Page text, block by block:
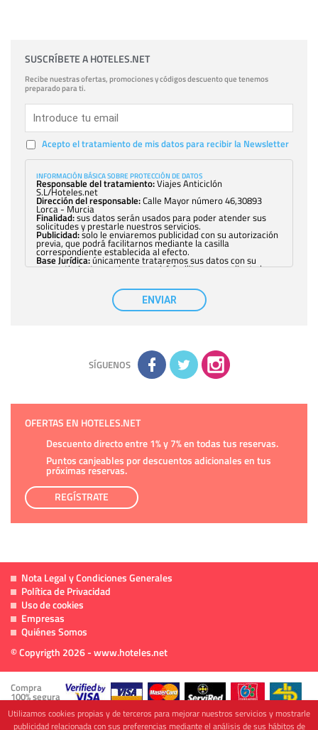
SUSCRÍBETE A HOTELES.NET
Recibe nuestras ofertas, promociones y códigos descuento que tenemos
preparado para ti.
Acepto el tratamiento de mis datos para recibir la Newsletter
INFORMACIÓN BÁSICA SOBRE PROTECCIÓN DE DATOS
Responsable del tratamiento:Viajes Anticiclón
S.L/Hoteles.net
Dirección del responsable:Calle Mayor número 46,30893
Lorca - Murcia
Finalidad:sus datos serán usados para poder atender sus
solicitudes y prestarle nuestros servicios.
Publicidad:solo le enviaremos publicidad con su autorización
previa, que podrá facilitarnos mediante la casilla
correspondiente establecida al efecto.
Base Jurídica:únicamente trataremos sus datos con su
consentimiento previo, que podrá facilitarnos mediante la
con carácter general, sólo el personal de
nuestra entidad que esté debidamente autorizado podrá
tener conocimiento de la información que le pedimos. No se
comunicarán datos a terceros.
adicional y detallada sobre cómo tratamos sus datos en la
política de privacidad
ENVIAR
SÍGUENOS
OFERTAS EN HOTELES.NET
Descuento directo entre 1% y 7% en todas tus reservas.
Puntos canjeables por descuentos adicionales en tus
próximas reservas.
REGÍSTRATE
Nota Legal y Condiciones Generales
Política de Privacidad
Uso de cookies
Empresas
Quiénes Somos
© Copyrigth 2026 - www.hoteles.net
Compra
100% segura
Utilizamos cookies propias y de terceros para mejorar nuestros servicios y mostrarle
publicidad relacionada con sus preferencias mediante el análisis de sus hábitos de